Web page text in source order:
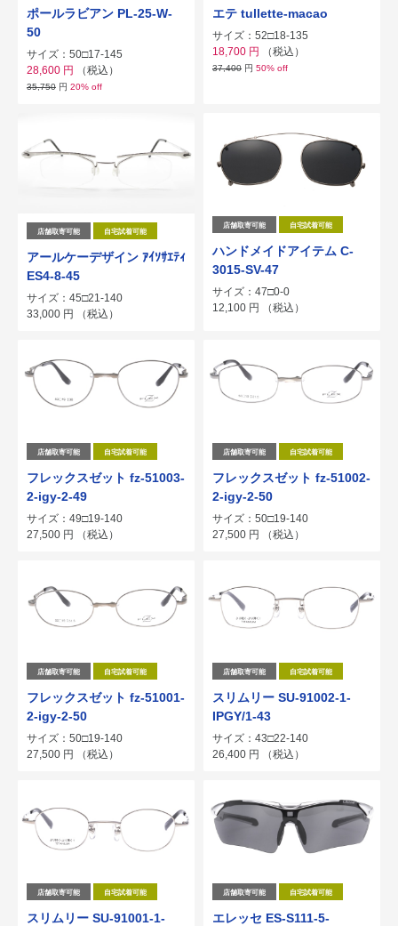
ポールラビアン PL-25-W-
50
サイズ：50□17-145
28,600 円 （税込）
35,750 円 20% off
エテ tullette-macao
サイズ：52□18-135
18,700 円 （税込）
37,400 円 50% off
店舗取寄可能 自宅試着可能
アールケーデザイン ｱｲｿｻｴﾃｨ
ES4-8-45
サイズ：45□21-140
33,000 円 （税込）
店舗取寄可能 自宅試着可能
ハンドメイドアイテム C-
3015-SV-47
サイズ：47□0-0
12,100 円 （税込）
店舗取寄可能 自宅試着可能
フレックスゼット fz-51003-
2-igy-2-49
サイズ：49□19-140
27,500 円 （税込）
店舗取寄可能 自宅試着可能
フレックスゼット fz-51002-
2-igy-2-50
サイズ：50□19-140
27,500 円 （税込）
店舗取寄可能 自宅試着可能
フレックスゼット fz-51001-
2-igy-2-50
サイズ：50□19-140
27,500 円 （税込）
店舗取寄可能 自宅試着可能
スリムリー SU-91002-1-
IPGY/1-43
サイズ：43□22-140
26,400 円 （税込）
店舗取寄可能 自宅試着可能
スリムリー SU-91001-1-
店舗取寄可能 自宅試着可能
エレッセ ES-S111-5-